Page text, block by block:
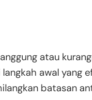
atau
awal yang
batasan